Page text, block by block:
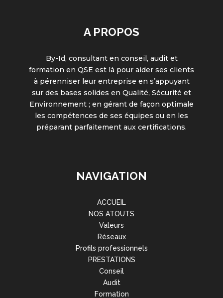
A PROPOS
By-Id, consultant en conseil, audit et
formation en QSE est là pour aider ses clients
à pérenniser leur entreprise en s’appuyant
sur des bases solides en Qualité, Sécurité et
Environnement ; en gérant de façon optimale
les compétences de ses équipes ou en les
préparant parfaitement aux certifications.
NAVIGATION
ACCUEIL
NOS ATOUTS
Valeurs
Réseaux
Profils professionnels
PRESTATIONS
Conseil
Audit
Formation